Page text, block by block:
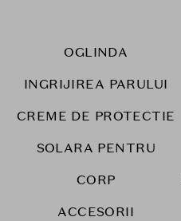
OGLINDA
INGRIJIREA PARULUI
CREME DE PROTECTIE
SOLARA PENTRU
CORP
ACCESORII